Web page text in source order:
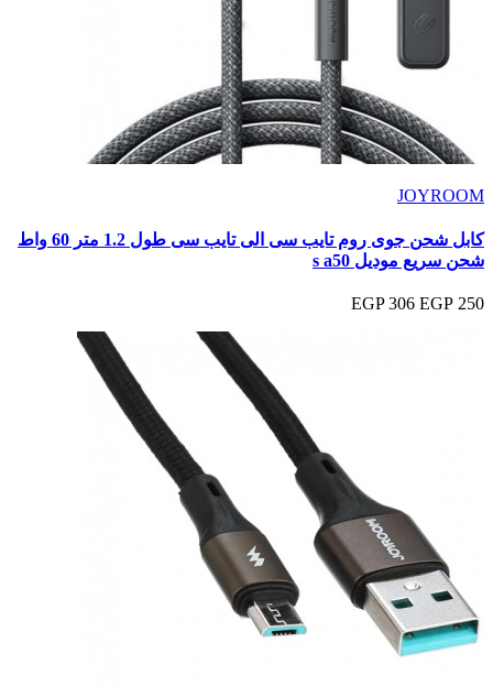
JOYROOM
كابل شحن جوى روم تايب سى الى تايب سى طول 1.2 متر 60 واط
شحن سريع موديل s a50
250 EGP
306 EGP